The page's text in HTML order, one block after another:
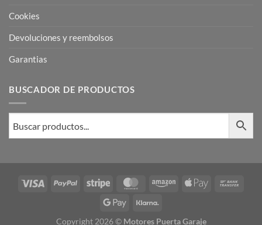
Cookies
Devoluciones y reembolsos
Garantias
BUSCADOR DE PRODUCTOS
Visa PayPal Stripe MasterCardAmazonApple
Google
Pay
Copyright 2026 © Motores Puerta Garaje